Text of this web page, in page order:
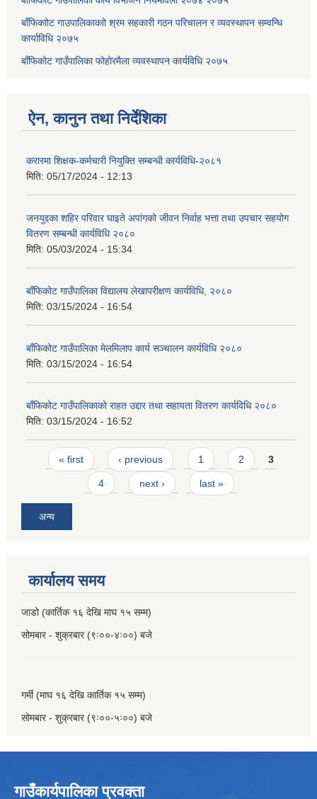
बाँफिकाोट गाउपालिकाकाो श्रम सहकारी गठन परिचालन र व्यवस्थापन सम्वन्धि
कार्याविधि २०७५
बाँफिकोट गाउँपालिका फोहोरमैला व्यवस्थापन कार्यविधि २०७५
ऐन, कानुन तथा निर्देशिका
करारमा शिक्षक-कर्मचारी नियुक्ति सम्बन्धी कार्यविधि-२०८१
मिति: 05/17/2024 - 12:13
जनयुद्दका शहिर परिवार घाइते अपांगको जीवन निर्वाह भत्ता तथा उपचार सहयोग
वितरण सम्बन्धी कार्यविधि २०८०
मिति: 05/03/2024 - 15:34
बाँफिकोट गाउँपालिका विद्यालय लेखापरीक्षण कार्यविधि, २०८०
मिति: 03/15/2024 - 16:54
बाँफिकोट गाउँपालिका मेलमिलाप कार्य सञ्चालन कार्यविधि २०८०
मिति: 03/15/2024 - 16:54
बाँफिकोट गाउँपालिकाको राहत उद्दार तथा सहायता वितरण कार्यविधि २०८०
मिति: 03/15/2024 - 16:52
Pages
« first ‹ previous 1 2 3
4 next › last »
अन्य
कार्यालय समय
जाडो (कार्तिक १६ देखि माघ १५ सम्म)
सोमबार - शुक्रबार (९ः००-४ः००) बजे
गर्मी (माघ १६ देखि कार्तिक १५ सम्म)
सोमबार - शुक्रबार (९ः००-५ः००) बजे
गाउँकार्यपालिका प्रवक्ता